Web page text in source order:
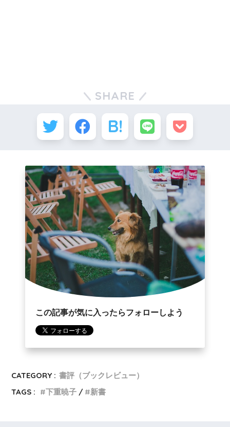
SHARE
この記事が気に入ったらフォローしよう
CATEGORY : 書評（ブックレビュー）
TAGS :
下重暁子 新書